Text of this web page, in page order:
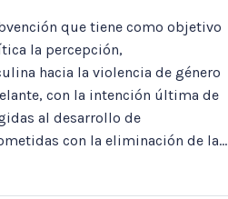
que tiene como objetivo
la percepción,
hacia la violencia de género
con la intención última de
al desarrollo de
con la eliminación de la...